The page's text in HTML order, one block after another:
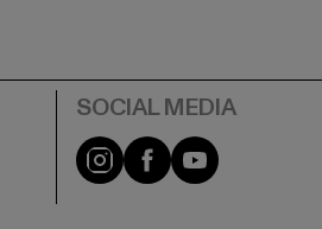
Instagram
FacebookYouTube